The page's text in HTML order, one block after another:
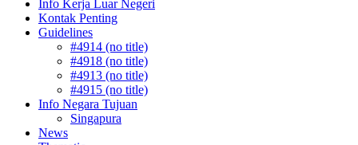
Info Kerja Luar Negeri
Kontak Penting
Guidelines
#4914 (no title)
#4918 (no title)
#4913 (no title)
#4915 (no title)
Info Negara Tujuan
Singapura
News